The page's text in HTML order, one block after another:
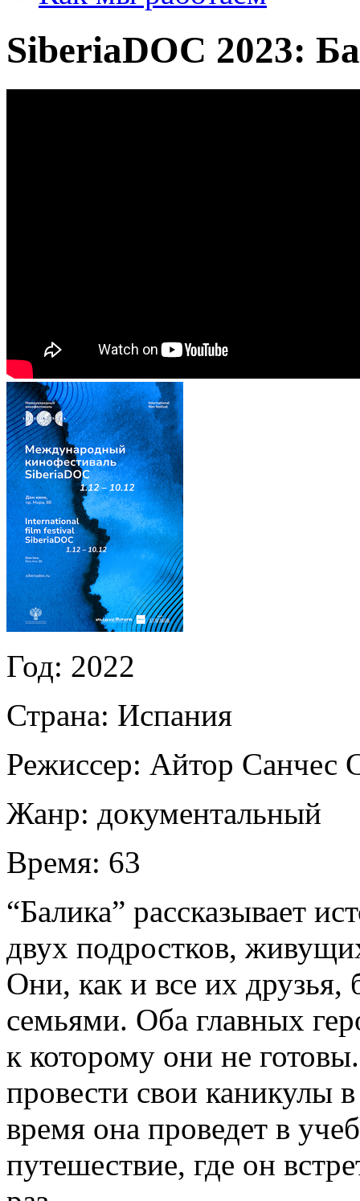
SiberiaDOC 2023:
Год: 2022
Страна: Испания
Режиссер: Айтор Санчес
Жанр: документальный
Время: 63
“Балика” рассказывает
двух подростков,
Они, как и все их
семьями. Оба главных
к которому они не
провести свои каникулы
время она проведет в
путешествие, где он